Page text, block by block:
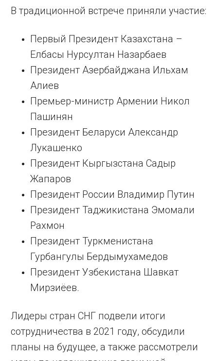
В традиционной встрече приняли участие:
Первый Президент Казахстана –
Елбасы Нурсултан Назарбаев
Президент Азербайджана Ильхам
Алиев
Премьер-министр Армении Никол
Пашинян
Президент Беларуси Александр
Лукашенко
Президент Кыргызстана Садыр
Жапаров
Президент России Владимир Путин
Президент Таджикистана Эмомали
Рахмон
Президент Туркменистана
Гурбангулы Бердымухамедов
Президент Узбекистана Шавкат
Мирзиёев.
Лидеры стран СНГ подвели итоги
сотрудничества в 2021 году, обсудили
планы на будущее, а также рассмотрели